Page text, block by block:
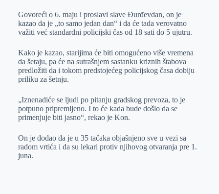
Govoreći o 6. maju i proslavi slave Đurđevdan, on je
kazao da je „to samo jedan dan“ i da će tada verovatno
važiti već standardni policijski čas od 18 sati do 5 ujutru.
Kako je kazao, starijima će biti omogućeno više vremena
da šetaju, pa će na sutrašnjem sastanku kriznih štabova
predložiti da i tokom predstojećeg policijskog časa dobiju
priliku za šetnju.
„Iznenadiće se ljudi po pitanju gradskog prevoza, to je
potpuno pripremljeno. I to će kada bude došlo da se
primenjuje biti jasno“, rekao je Kon.
On je dodao da je u 35 tačaka objašnjeno sve u vezi sa
radom vrtića i da su lekari protiv njihovog otvaranja pre 1.
juna.